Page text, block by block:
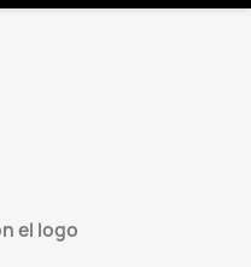
el logo